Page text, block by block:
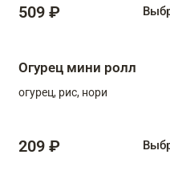
509 ₽
Огурец мини ролл
огурец, рис, нори
209 ₽